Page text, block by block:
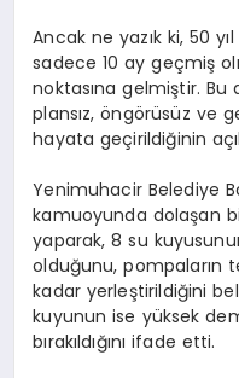
Ancak ne yazık ki, 50
sadece 10 ay geçmiş
noktasına gelmiştir.
plansız, öngörüsüz ve
hayata geçirildiğinin
Yenimuhacir Belediye
kamuoyunda dolaşan
yaparak, 8 su
olduğunu, pompaların
kadar yerleştirildiğini
kuyunun ise yüksek
bırakıldığını ifade etti.